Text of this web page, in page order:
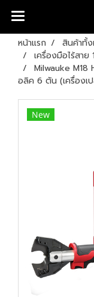
หน้าแรก สินค้าทั้
เครื่องมือไร้สาย
Milwauke M18
อลิค 6 ตัน (เครื่องเ
New